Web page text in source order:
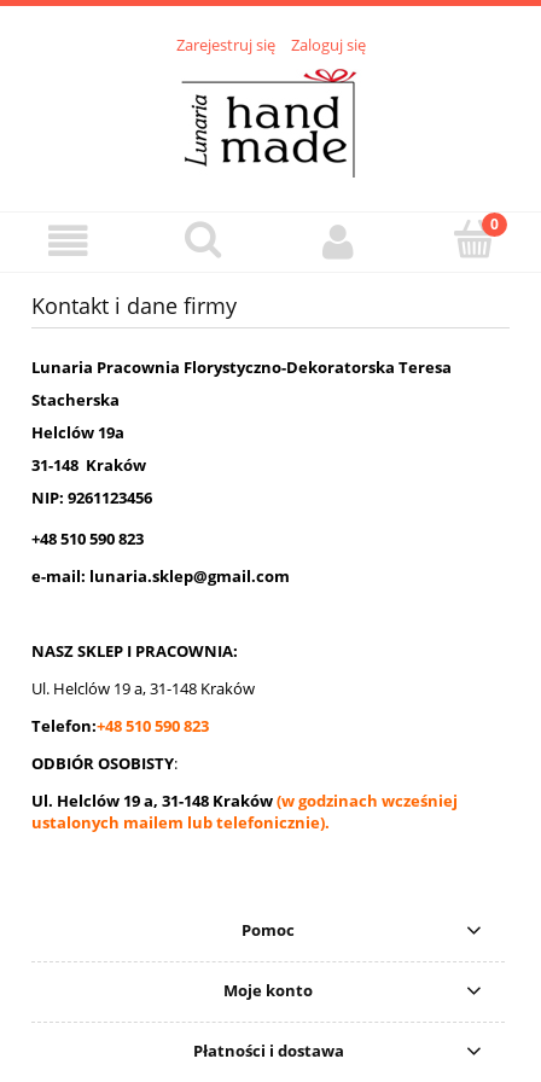
Zarejestruj się Zaloguj się
Kontakt i dane firmy
Lunaria Pracownia Florystyczno-Dekoratorska Teresa
Stacherska
Helclów 19a
31-148 Kraków
NIP: 9261123456
+48 510 590 823
e-mail: lunaria.sklep@gmail.com
NASZ SKLEP I PRACOWNIA:
Ul. Helclów 19 a, 31-148 Kraków
Telefon:+48 510 590 823
ODBIÓR OSOBISTY:
Ul. Helclów 19 a, 31-148 Kraków(w godzinach wcześniej
ustalonych mailem lub telefonicznie).
Pomoc
Moje konto
Płatności i dostawa